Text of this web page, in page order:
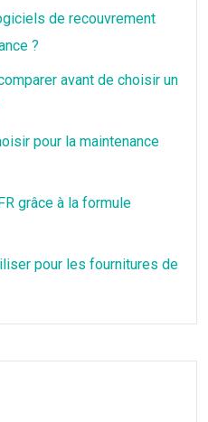
de recouvrement
?
avant de choisir un
pour la maintenance
grâce à la formule
pour les fournitures de